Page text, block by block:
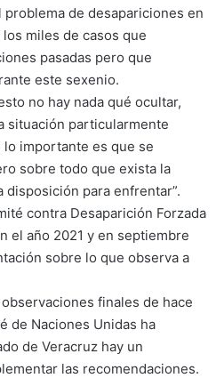
de desapariciones en
miles de casos que
pasadas pero que
este sexenio.
no hay nada qué ocultar,
situación particularmente
importante es que se
sobre todo que exista la
para enfrentar”.
contra Desaparición Forzada
el año 2021 y en septiembre
sobre lo que observa a
finales de hace
de Naciones Unidas ha
de Veracruz hay un
las recomendaciones.